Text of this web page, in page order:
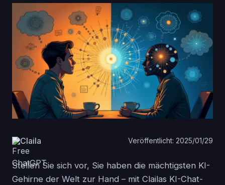
Claila Veröffentlicht: 2025/01/29
Stellen Sie sich vor, Sie haben die mächtigsten KI-
Gehirne der Welt zur Hand – mit Clailas KI-Chat-